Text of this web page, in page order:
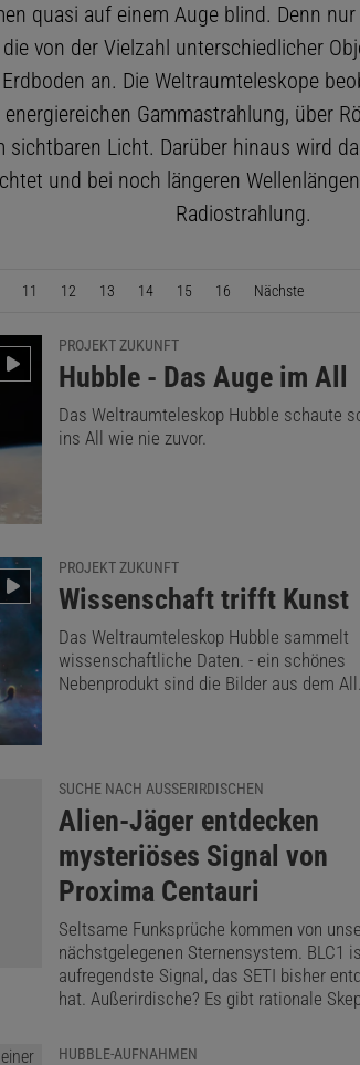
quasi auf einem Auge blind. Denn
von der Vielzahl unterschiedlicher
an. Die Weltraumteleskope
energiereichen Gammastrahlung, über
sichtbaren Licht. Darüber hinaus wird
und bei noch längeren
Radiostrahlung.
11 12 13 14 15 16 Nächste
PROJEKT ZUKUNFT
:
Hubble - Das Auge im All
Das Weltraumteleskop Hubble schaute
ins All wie nie zuvor.
PROJEKT ZUKUNFT
:
Wissenschaft trifft Kunst
Das Weltraumteleskop Hubble sammelt
wissenschaftliche Daten. - ein schönes
Nebenprodukt sind die Bilder aus dem All.
SUCHE NACH AUSSERIRDISCHEN
:
Alien-Jäger entdecken
mysteriöses Signal von
Proxima Centauri
Seltsame Funksprüche kommen von
nächstgelegenen Sternensystem. BLC1
aufregendste Signal, das SETI bisher
hat. Außerirdische? Es gibt rationale
HUBBLE-AUFNAHMEN